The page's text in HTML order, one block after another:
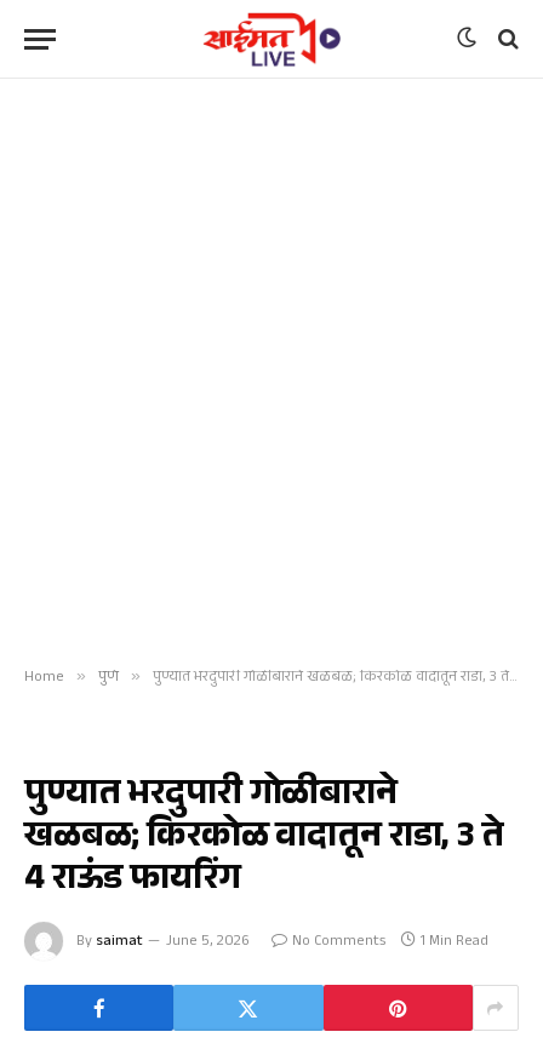
Home » पुणे » पुण्यात भरदुपारी गोळीबाराने खळबळ; किरकोळ वादातून राडा, 3 ते 4 राऊंड फायरिंग
पुण्यात भरदुपारी गोळीबाराने
खळबळ; किरकोळ वादातून राडा, 3 ते
4 राऊंड फायरिंग
By saimat June 5, 2026 No Comments 1 Min Read